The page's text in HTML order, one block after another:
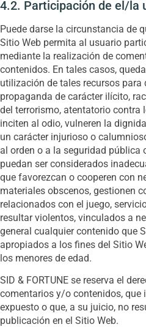
4.2. Participación de el/la
Puede darse la circunstancia de
Sitio Web permita al usuario
mediante la realización de
contenidos. En tales casos,
utilización de tales recursos
propaganda de carácter ilícito,
del terrorismo, atentatorio contra
inciten al odio, vulneren la
un carácter injurioso o
al orden o a la seguridad pública
puedan ser considerados
que favorezcan o cooperen con
materiales obscenos, gestionen
relacionados con el juego,
resultar violentos, vinculados a
general cualquier contenido que
apropiados a los fines del Sitio
los menores de edad.
SID & FORTUNE se reserva el
comentarios y/o contenidos, que
expuesto o que, a su juicio, no
publicación en el Sitio Web.